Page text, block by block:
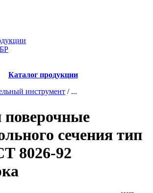
Каталог продукции
инструмент / ...
сечения тип
8026-92